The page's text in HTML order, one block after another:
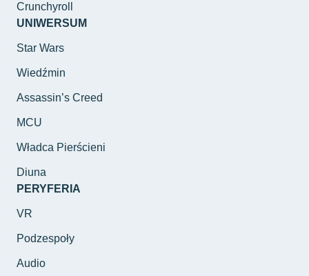
Crunchyroll
UNIWERSUM
Star Wars
Wiedźmin
Assassin’s Creed
MCU
Władca Pierścieni
Diuna
PERYFERIA
VR
Podzespoły
Audio